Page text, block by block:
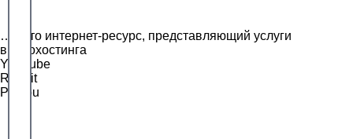
…– это интернет-ресурс, представляющий услуги
видеохостинга
YouTube
Reddit
Pikabu